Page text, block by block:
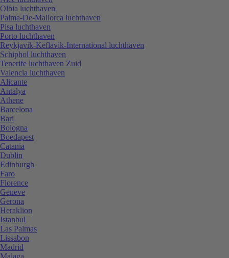
Olbia luchthaven
Palma-De-Mallorca luchthaven
Pisa luchthaven
Porto luchthaven
Reykjavik-Keflavik-International luchthaven
Schiphol luchthaven
Tenerife luchthaven Zuid
Valencia luchthaven
Alicante
Antalya
Athene
Barcelona
Bari
Bologna
Boedapest
Catania
Dublin
Edinburgh
Faro
Florence
Geneve
Gerona
Heraklion
Istanbul
Las Palmas
Lissabon
Madrid
Malaga